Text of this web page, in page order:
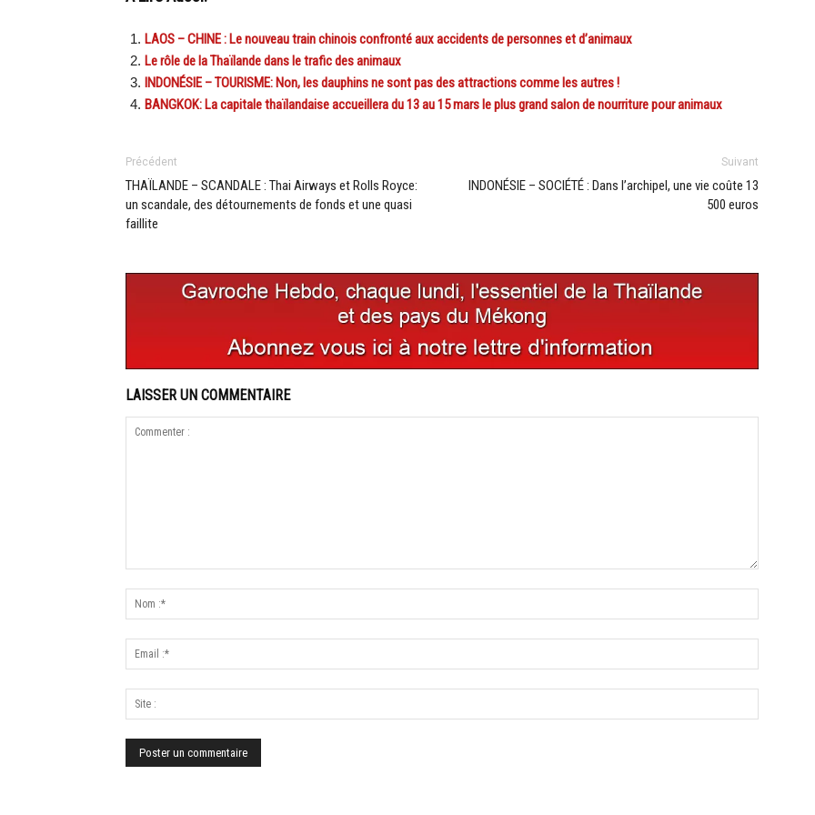
LAOS – CHINE : Le nouveau train chinois confronté aux accidents de personnes et d’animaux
Le rôle de la Thaïlande dans le trafic des animaux
INDONÉSIE – TOURISME: Non, les dauphins ne sont pas des attractions comme les autres !
BANGKOK: La capitale thaïlandaise accueillera du 13 au 15 mars le plus grand salon de nourriture pour animaux
Précédent
THAÏLANDE – SCANDALE : Thai Airways et Rolls Royce:
un scandale, des détournements de fonds et une quasi
faillite
Suivant
INDONÉSIE – SOCIÉTÉ : Dans l’archipel, une vie coûte 13
500 euros
LAISSER UN COMMENTAIRE